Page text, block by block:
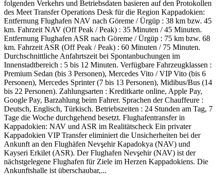
folgenden Verkehrs und Betriebsdaten basieren auf den Protokollen
des Meet Transfer Operations Desk für die Region Kappadokien:
Entfernung Flughafen NAV nach Göreme / Ürgüp : 38 km bzw. 45
km. Fahrzeit NAV (Off Peak / Peak) : 35 Minuten / 45 Minuten.
Entfernung Flughafen ASR nach Göreme / Ürgüp : 75 km bzw. 68
km. Fahrzeit ASR (Off Peak / Peak) : 60 Minuten / 75 Minuten.
Durchschnittliche Anfahrtszeit bei Spontanbuchungen im
Innenstadtbereich : 5 bis 12 Minuten. Verfügbare Fahrzeugklassen :
Premium Sedan (bis 3 Personen), Mercedes Vito / VIP Vito (bis 6
Personen), Mercedes Sprinter (7 bis 13 Personen), Midibus/Bus (14
bis 22 Personen). Zahlungsarten : Kreditkarte online, Apple Pay,
Google Pay, Barzahlung beim Fahrer. Sprachen der Chauffeure :
Deutsch, Englisch, Türkisch. Betriebszeiten : 24 Stunden am Tag, 7
Tage die Woche durchgehend besetzt. Flughafentransfer in
Kappadokien: NAV und ASR im Realitätscheck Ein privater
Kappadokien VIP Transfer eliminiert die Unsicherheiten bei der
Ankunft an den Flughäfen Nevşehir Kapadokya (NAV) und
Kayseri Erkilet (ASR). Der Flughafen Nevşehir (NAV) ist der
nächstgelegene Flughafen für Ziele im Herzen Kappadokiens. Die
Ankunftshalle ist überschaubar,...